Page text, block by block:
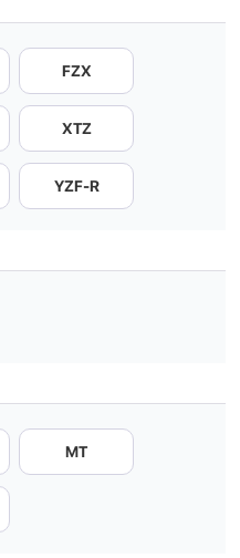
FZX
XTZ
YZF-R
MT